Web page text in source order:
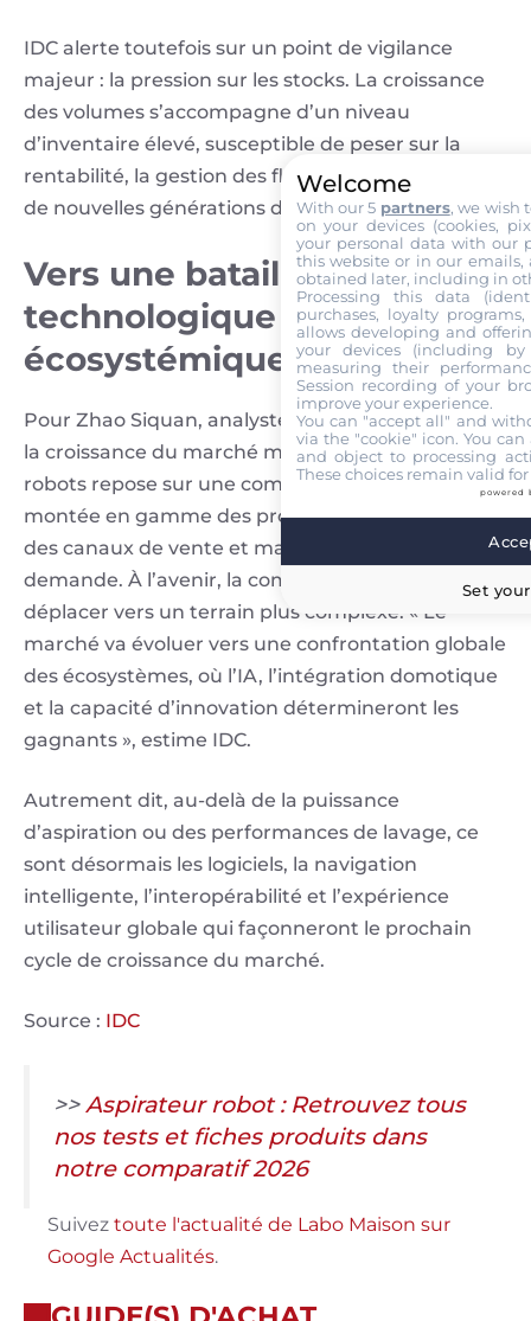
IDC alerte toutefois sur un point de vigilance
majeur : la pression sur les stocks. La croissance
des volumes s’accompagne d’un niveau
d’inventaire élevé, susceptible de peser sur la
rentabilité, la gestion des flux et les lancements
de nouvelles générations de produits.
Vers une bataille
technologique et
écosystémique
Pour Zhao Siquan, analyste senior chez IDC China,
la croissance du marché mondial des aspirateurs
robots repose sur une combinaison de facteurs :
montée en gamme des produits, efficacité accrue
des canaux de vente et maturation de la
demande. À l’avenir, la compétition devrait se
déplacer vers un terrain plus complexe. « Le
marché va évoluer vers une confrontation globale
des écosystèmes, où l’IA, l’intégration domotique
et la capacité d’innovation détermineront les
gagnants », estime IDC.
Autrement dit, au-delà de la puissance
d’aspiration ou des performances de lavage, ce
sont désormais les logiciels, la navigation
intelligente, l’interopérabilité et l’expérience
utilisateur globale qui façonneront le prochain
cycle de croissance du marché.
Source : IDC
>>Aspirateur robot : Retrouvez tous
nos tests et fiches produits dans
notre comparatif 2026
Suivez toute l'actualité de Labo Maison sur
Google Actualités.
Welcome
With our 5 partners, we wish
on your devices (cookies,
your personal data with our
this website or in our emails,
obtained later, including in
Processing this data
purchases, loyalty
allows developing and
your devices (including
measuring their
Session recording of your
improve your experience.
You can "accept all" and
via the "cookie" icon. You
and object to processing
These choices remain valid
powered
Set